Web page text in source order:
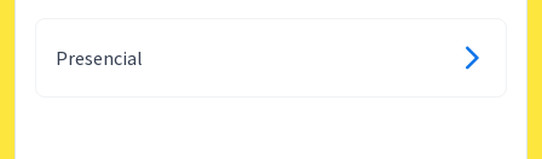
Presencial